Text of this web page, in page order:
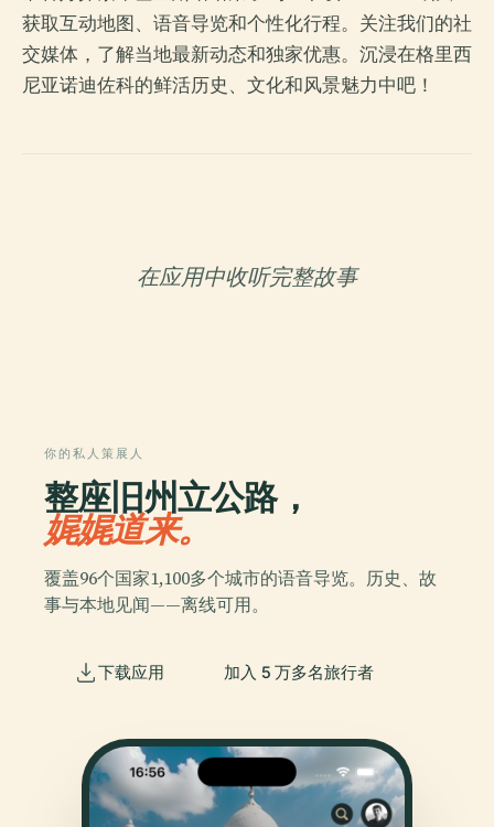
获取互动地图、语音导览和个性化行程。关注我们的社
交媒体，了解当地最新动态和独家优惠。沉浸在格里西
尼亚诺迪佐科的鲜活历史、文化和风景魅力中吧！
在应用中收听完整故事
你的私人策展人
整座旧州立公路，
娓娓道来。
覆盖96个国家1,100多个城市的语音导览。历史、故
事与本地见闻——离线可用。
下载应用 加入 5 万多名旅行者